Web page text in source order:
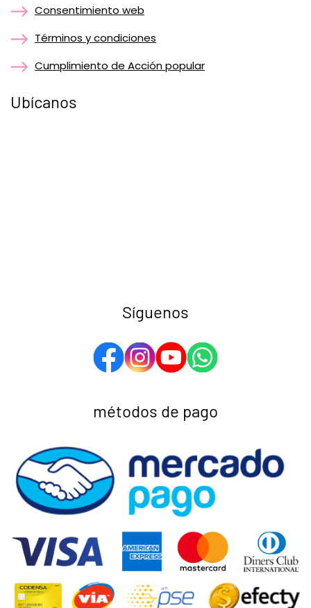
Consentimiento web
Términos y condiciones
Cumplimiento de Acción popular
Ubícanos
Síguenos
métodos de pago